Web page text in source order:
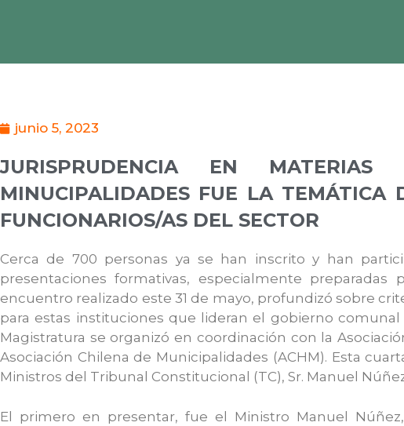
junio 5, 2023
JURISPRUDENCIA EN
MINUCIPALIDADES FUE LA TEMÁTICA
FUNCIONARIOS/AS DEL SECTOR
Cerca de 700 personas ya se han inscrito y han
presentaciones formativas, especialmente preparadas
encuentro realizado este 31 de mayo, profundizó sobre
para estas instituciones que lideran el gobierno
Magistratura se organizó en coordinación con la
Asociación Chilena de Municipalidades (ACHM). Esta
Ministros del Tribunal Constitucional (TC), Sr. Manuel
El primero en presentar, fue el Ministro Manuel